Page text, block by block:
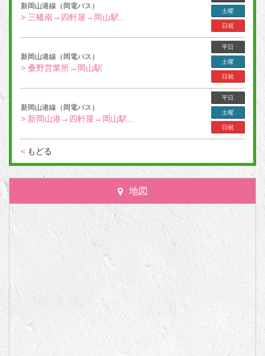
新岡山港線（岡電バス）
> 三蟠南→四軒屋→岡山駅...
土曜
日祝
新岡山港線（岡電バス）
> 桑野営業所→岡山駅
平日
土曜
日祝
新岡山港線（岡電バス）
> 新岡山港→四軒屋→岡山駅...
平日
土曜
日祝
< もどる
地図